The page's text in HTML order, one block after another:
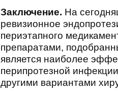
Заключение. На
ревизионное
периэтапного
препаратами,
является наиболее
перипротезной
другими вариантами